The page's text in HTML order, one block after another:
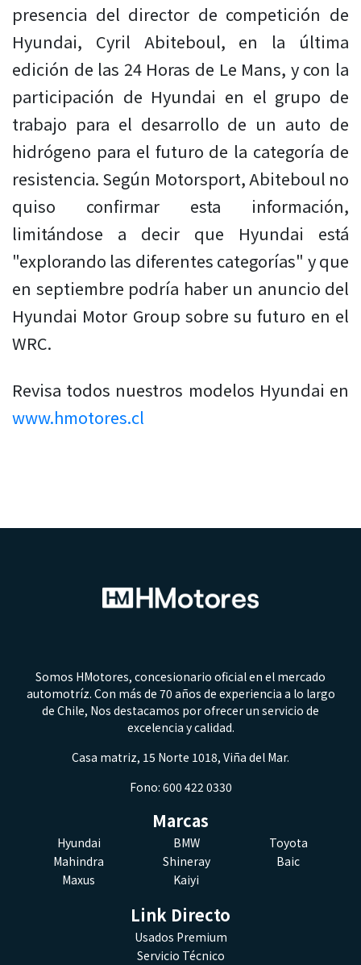
presencia del director de competición de
Hyundai, Cyril Abiteboul, en la última
edición de las 24 Horas de Le Mans, y con la
participación de Hyundai en el grupo de
trabajo para el desarrollo de un auto de
hidrógeno para el futuro de la categoría de
resistencia. Según Motorsport, Abiteboul no
quiso confirmar esta información,
limitándose a decir que Hyundai está
"explorando las diferentes categorías" y que
en septiembre podría haber un anuncio del
Hyundai Motor Group sobre su futuro en el
WRC.
Revisa todos nuestros modelos Hyundai en
www.hmotores.cl
Somos HMotores, concesionario oficial en el mercado
automotríz. Con más de 70 años de experiencia a lo largo
de Chile, Nos destacamos por ofrecer un servicio de
excelencia y calidad.
Casa matriz, 15 Norte 1018, Viña del Mar.
Fono: 600 422 0330
Marcas
Hyundai BMW
Toyota
Mahindra
Shineray
Baic
Maxus
Kaiyi
Link Directo
Usados Premium
Servicio Técnico